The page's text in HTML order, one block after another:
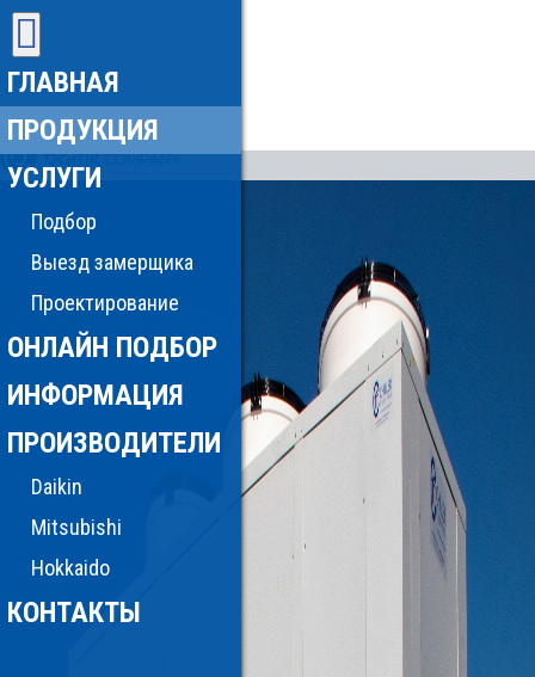
ГЛАВНАЯ
ПРОДУКЦИЯ
УСЛУГИ
Подбор
Выезд замерщика
Проектирование
ОНЛАЙН ПОДБОР
ИНФОРМАЦИЯ
ПРОИЗВОДИТЕЛИ
Daikin
Mitsubishi
Hokkaido
КОНТАКТЫ